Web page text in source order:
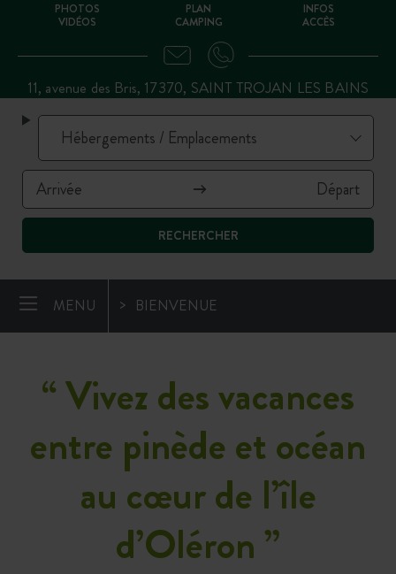
RECHERCHER
PHOTOS
VIDÉOS
PLAN
CAMPING
INFOS
ACCÈS
11, avenue des Bris, 17370, SAINT TROJAN LES BAINS
MENU BIENVENUE
“Vivez des vacances
entre pinède et océan
au cœur de l’île
d’Oléron ”